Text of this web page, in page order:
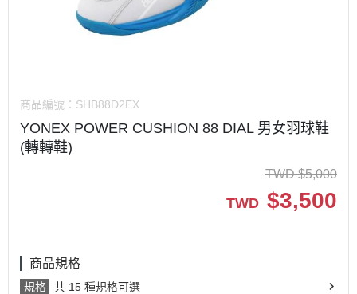
商品編號： SHB88D2EX
YONEX POWER CUSHION 88 DIAL 男女羽球鞋
(轉轉鞋)
TWD $5,000
TWD $3,500
商品規格
規格 共 15 種規格可選